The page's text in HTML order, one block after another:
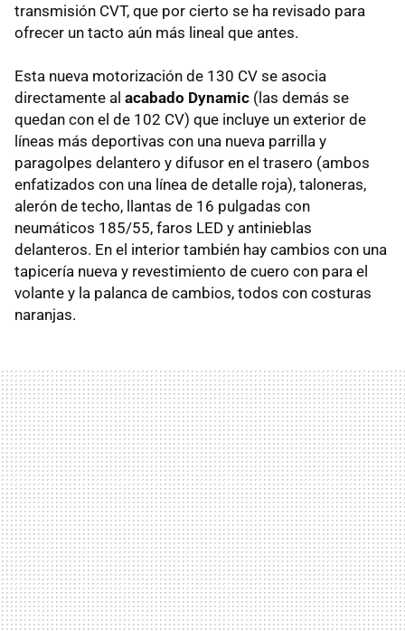
transmisión CVT, que por cierto se ha revisado para
ofrecer un tacto aún más lineal que antes.
Esta nueva motorización de 130 CV se asocia
directamente al acabado Dynamic (las demás se
quedan con el de 102 CV) que incluye un exterior de
líneas más deportivas con una nueva parrilla y
paragolpes delantero y difusor en el trasero (ambos
enfatizados con una línea de detalle roja), taloneras,
alerón de techo, llantas de 16 pulgadas con
neumáticos 185/55, faros LED y antinieblas
delanteros. En el interior también hay cambios con una
tapicería nueva y revestimiento de cuero con para el
volante y la palanca de cambios, todos con costuras
naranjas.